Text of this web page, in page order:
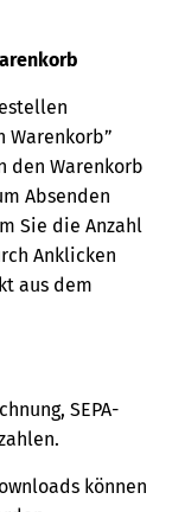
Warenkorb”
den Warenkorb
Absenden
Sie die Anzahl
Anklicken
aus dem
SEPA-
können